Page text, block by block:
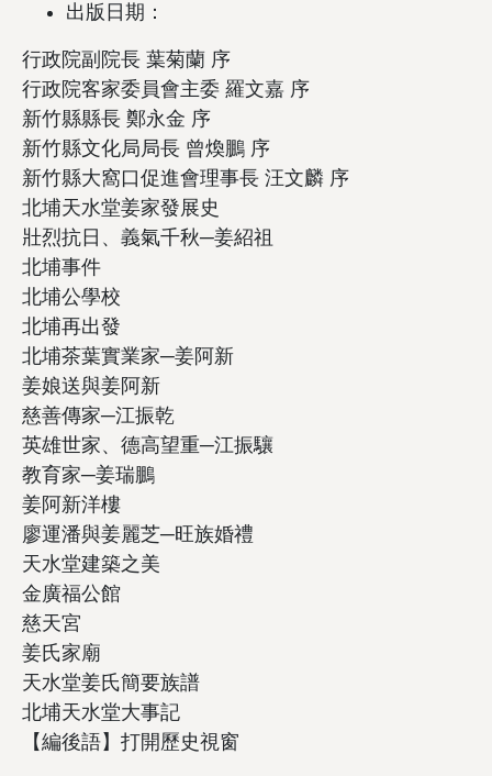
出版日期：
行政院副院長 葉菊蘭 序
行政院客家委員會主委 羅文嘉 序
新竹縣縣長 鄭永金 序
新竹縣文化局局長 曾煥鵬 序
新竹縣大窩口促進會理事長 汪文麟 序
北埔天水堂姜家發展史
壯烈抗日、義氣千秋─姜紹祖
北埔事件
北埔公學校
北埔再出發
北埔茶葉實業家─姜阿新
姜娘送與姜阿新
慈善傳家─江振乾
英雄世家、德高望重─江振驤
教育家─姜瑞鵬
姜阿新洋樓
廖運潘與姜麗芝─旺族婚禮
天水堂建築之美
金廣福公館
慈天宮
姜氏家廟
天水堂姜氏簡要族譜
北埔天水堂大事記
【編後語】打開歷史視窗